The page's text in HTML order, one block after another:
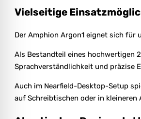
Vielseitige
Der Amphion Argon1 eignet sich für
Als Bestandteil eines hochwertigen
Sprachverständlichkeit und präzise
Auch im Nearfield-Desktop-Setup
auf Schreibtischen oder in kleineren